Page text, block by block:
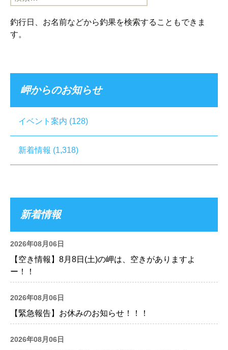
索:
釣行日、お名前などから釣果を検索することもできま
す。
岬からのお知らせ
イベント案内 (128)
新着情報 (1,318)
新着情報
2026年08月06日
【空き情報】8月8日(土)の岬は、空きがありますよ
ー！！
2026年08月06日
【緊急報告】お休みのお知らせ！！！
2026年08月06日